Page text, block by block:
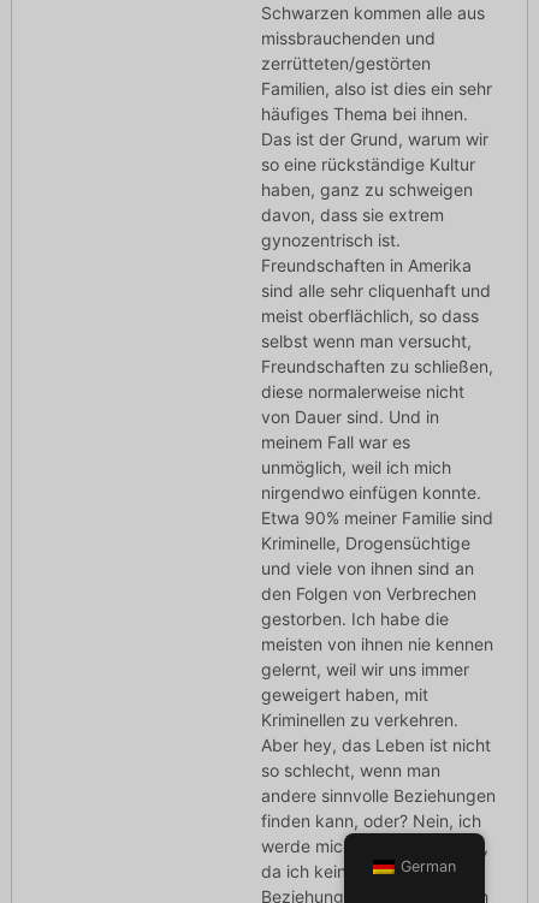
Schwarzen kommen alle aus
missbrauchenden und
zerrütteten/gestörten
Familien, also ist dies ein sehr
häufiges Thema bei ihnen.
Das ist der Grund, warum wir
so eine rückständige Kultur
haben, ganz zu schweigen
davon, dass sie extrem
gynozentrisch ist.
Freundschaften in Amerika
sind alle sehr cliquenhaft und
meist oberflächlich, so dass
selbst wenn man versucht,
Freundschaften zu schließen,
diese normalerweise nicht
von Dauer sind. Und in
meinem Fall war es
unmöglich, weil ich mich
nirgendwo einfügen konnte.
Etwa 90% meiner Familie sind
Kriminelle, Drogensüchtige
und viele von ihnen sind an
den Folgen von Verbrechen
gestorben. Ich habe die
meisten von ihnen nie kennen
gelernt, weil wir uns immer
geweigert haben, mit
Kriminellen zu verkehren.
Aber hey, das Leben ist nicht
so schlecht, wenn man
andere sinnvolle Beziehungen
finden kann, oder? Nein, ich
werde mich nie niederlassen,
da ich kein Interesse an
Beziehungen habe. Wenn ich
German